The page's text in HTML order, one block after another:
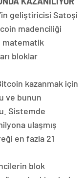
geliştiricisi Satoşi
madenciliği
matematik
bloklar
kazanmak için
ve bunun
Sistemde
ulaşmış
en fazla 21
blok